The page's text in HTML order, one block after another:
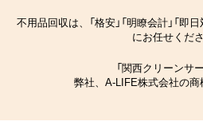
不用品回収は、「格安」「明瞭会計」「即
にお任せくださ
「関西クリーンサ
弊社、A-LIFE株式会社の商